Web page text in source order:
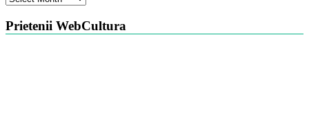
Prietenii WebCultura